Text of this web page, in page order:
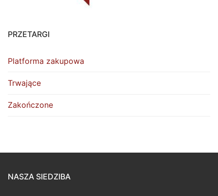
PRZETARGI
Platforma zakupowa
Trwające
Zakończone
NASZA SIEDZIBA